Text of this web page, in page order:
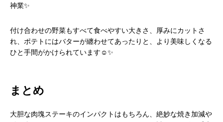
神業✨
付け合わせの野菜もすべて食べやすい大きさ、厚みにカットさ
れ、ポテトにはバターが纏わせてあったりと、より美味しくなる
ひと手間がかけられています☺️✨
まとめ
大胆な肉塊ステーキのインパクトはもちろん、絶妙な焼き加減や